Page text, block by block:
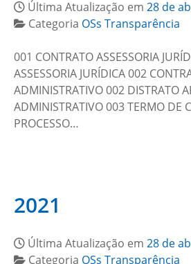
Última Atualização em 28 de
Categoria OSs Transparência
001 CONTRATO ASSESSORIA
ASSESSORIA JURÍDICA 002
ADMINISTRATIVO 002 DISTRATO
ADMINISTRATIVO 003 TERMO DE
PROCESSO…
2021
Última Atualização em 28 de
Categoria OSs Transparência